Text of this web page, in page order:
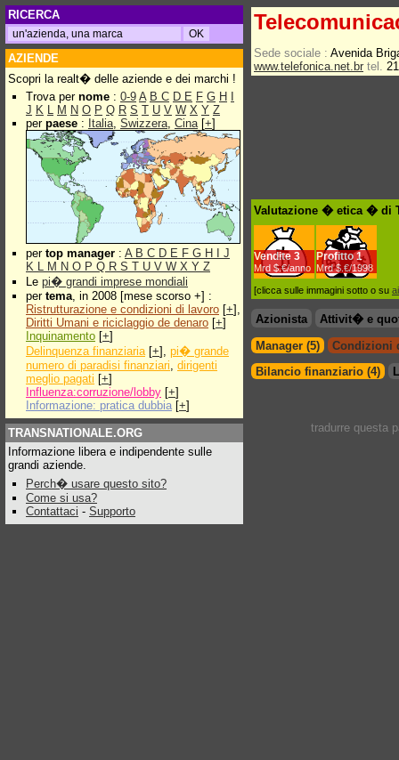
RICERCA
AZIENDE
Scopri la realt� delle aziende e dei marchi !
Trova per nome : 0-9 A B C D E F G H
J K L M N O P Q R S T U V W X Y Z
per paese : Italia, Swizzera, Cina[+]
per top manager : A B C D E F G H
J
K L M N O P Q R S T U V W X Y Z
Le pi� grandi imprese mondiali
per tema, in 2008 [mese scorso +] :
Ristrutturazione e condizioni di lavoro [+],
Diritti Umani e riciclaggio de denaro [+]
Inquinamento [+]
Delinquenza finanziaria[+], pi� grande
numero di paradisi finanziari, dirigenti
meglio pagati [+]
Influenza:corruzione/lobby [+]
Informazione: pratica dubbia [+]
TRANSNATIONALE.ORG
Informazione libera e indipendente sulle
grandi aziende.
Perch� usare questo sito?
Come si usa?
Contattaci - Supporto
Sede sociale : Avenida
www.telefonica.net.br tel.
Valutazione � etica � di
Vendite 3
Mrd $.€/anno
Profitto 1
Mrd $.€/1998
[clicca sulle immagini sotto o su
Azionista
Attivit� e
Manager (5)
Condizioni
Bilancio finanziario (4)
tradurre questa